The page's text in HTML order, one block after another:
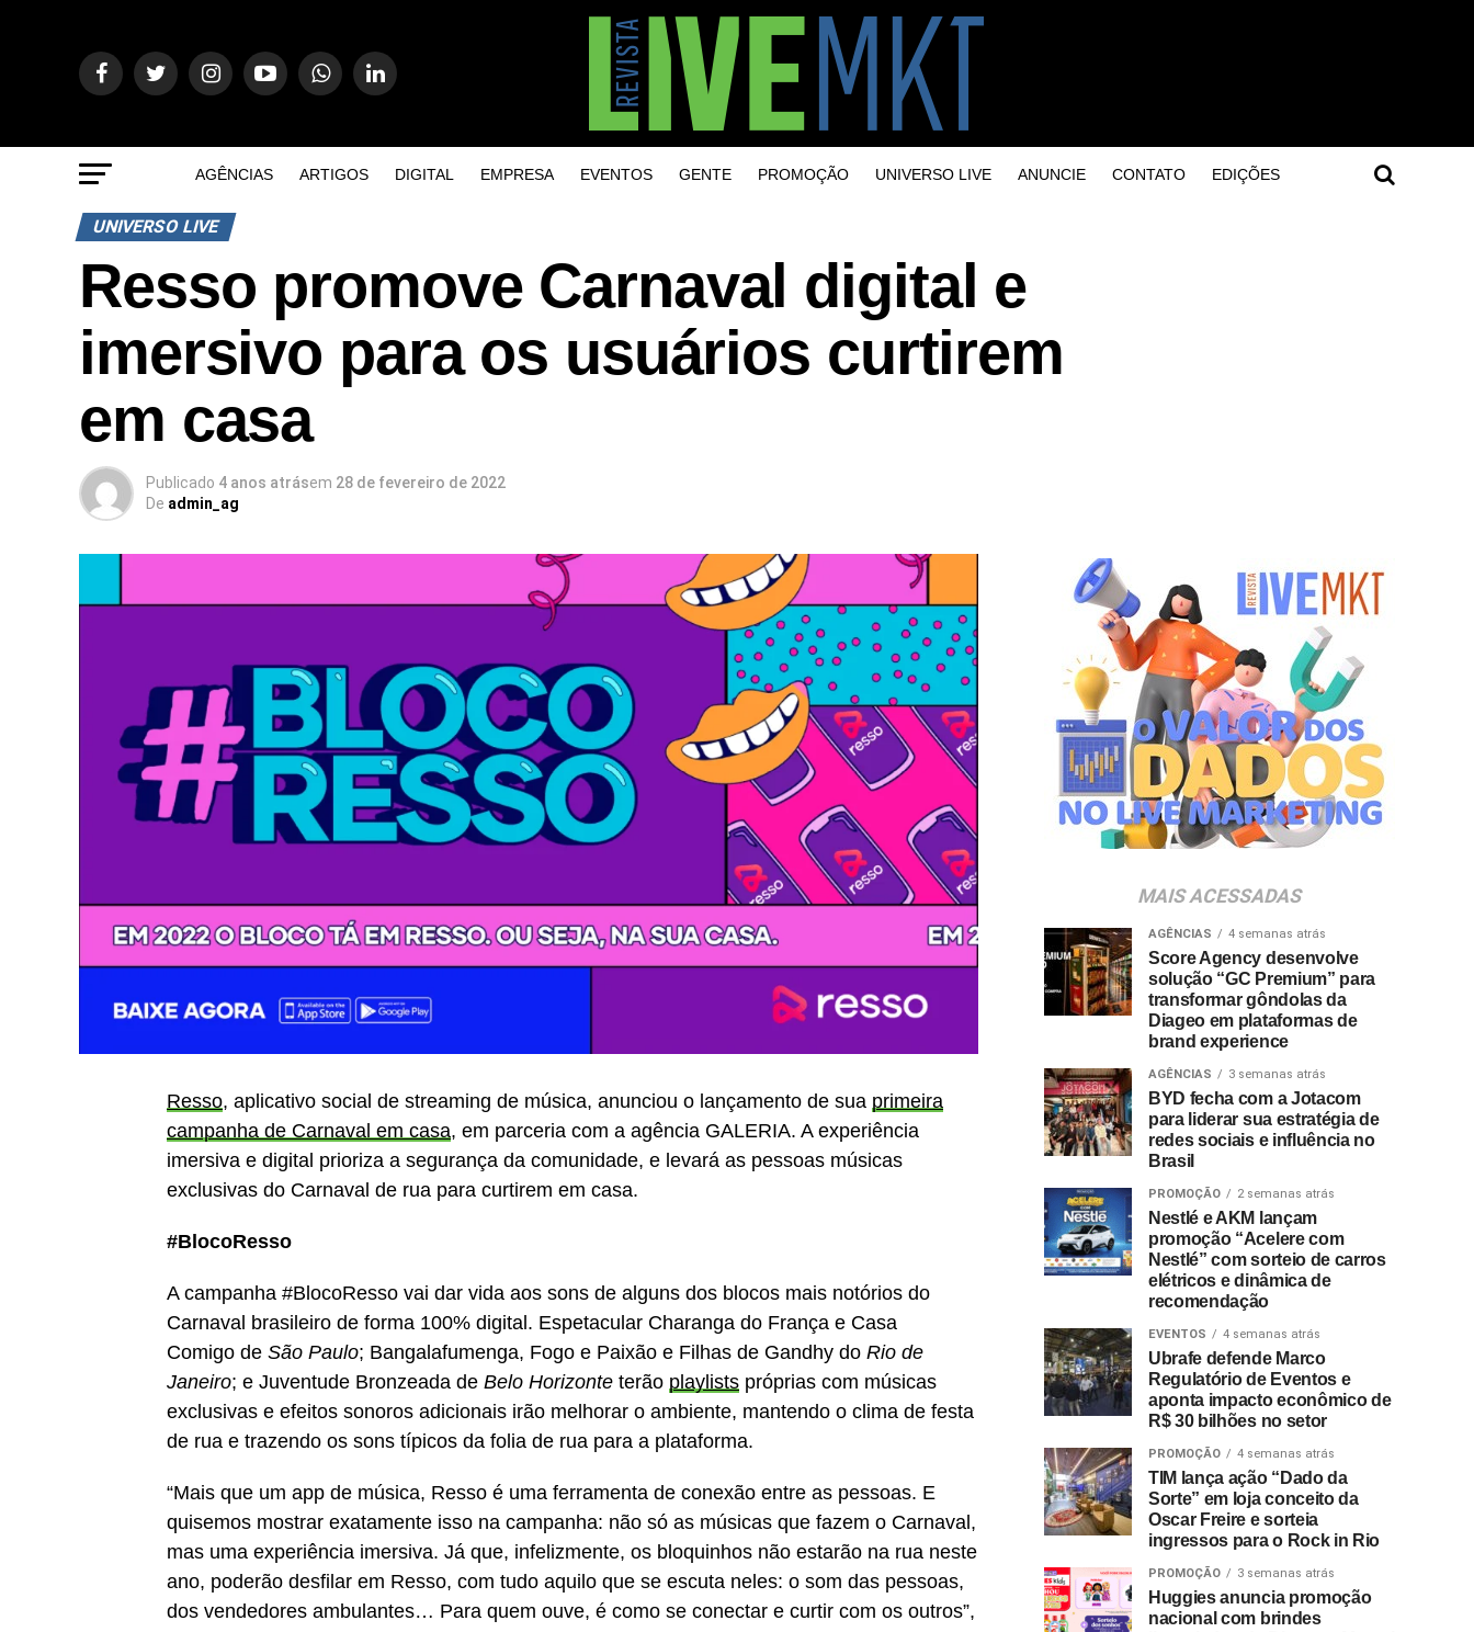
AGÊNCIAS ARTIGOS DIGITAL EMPRESA EVENTOS GENTE PROMOÇÃO UNIVERSO LIVE ANUNCIE CONTATO EDIÇÕES
UNIVERSO LIVE
Resso promove Carnaval digital e
imersivo para os usuários curtirem
em casa
Publicado 4 anos atrásem 28 de fevereiro de 2022
De admin_ag
Resso, aplicativo social de streaming de música, anunciou o lançamento de sua primeira
campanha de Carnaval em casa, em parceria com a agência GALERIA. A experiência
imersiva e digital prioriza a segurança da comunidade, e levará as pessoas músicas
exclusivas do Carnaval de rua para curtirem em casa.
#BlocoResso
A campanha #BlocoResso vai dar vida aos sons de alguns dos blocos mais notórios do
Carnaval brasileiro de forma 100% digital. Espetacular Charanga do França e Casa
Comigo de São Paulo; Bangalafumenga, Fogo e Paixão e Filhas de Gandhy do Rio de
Janeiro; e Juventude Bronzeada de Belo Horizonte terão playlists próprias com músicas
exclusivas e efeitos sonoros adicionais irão melhorar o ambiente, mantendo o clima de festa
de rua e trazendo os sons típicos da folia de rua para a plataforma.
“Mais que um app de música, Resso é uma ferramenta de conexão entre as pessoas. E
quisemos mostrar exatamente isso na campanha: não só as músicas que fazem o Carnaval,
mas uma experiência imersiva. Já que, infelizmente, os bloquinhos não estarão na rua neste
ano, poderão desfilar em Resso, com tudo aquilo que se escuta neles: o som das pessoas,
dos vendedores ambulantes… Para quem ouve, é como se conectar e curtir com os outros”,
MAIS ACESSADAS
AGÊNCIAS 4 semanas atrás
Score Agency desenvolve
solução “GC Premium” para
transformar gôndolas da
Diageo em plataformas de
brand experience
AGÊNCIAS 3 semanas atrás
BYD fecha com a Jotacom
para liderar sua estratégia de
redes sociais e influência no
Brasil
PROMOÇÃO 2 semanas atrás
Nestlé e AKM lançam
promoção “Acelere com
Nestlé” com sorteio de carros
elétricos e dinâmica de
recomendação
EVENTOS 4 semanas atrás
Ubrafe defende Marco
Regulatório de Eventos e
aponta impacto econômico de
R$ 30 bilhões no setor
PROMOÇÃO 4 semanas atrás
TIM lança ação “Dado da
Sorte” em loja conceito da
Oscar Freire e sorteia
ingressos para o Rock in Rio
PROMOÇÃO 3 semanas atrás
Huggies anuncia promoção
nacional com brindes